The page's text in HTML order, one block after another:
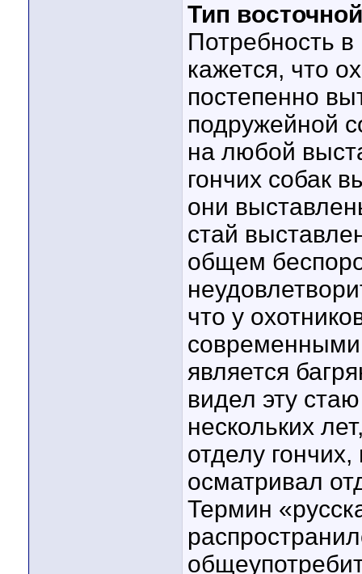
Тип
Потребность в
кажется, что
постепенно
подружейной
на любой
гончих собак
они
стай
общем
что у
является
видел эту
нескольких
отделу
осматривал
Термин